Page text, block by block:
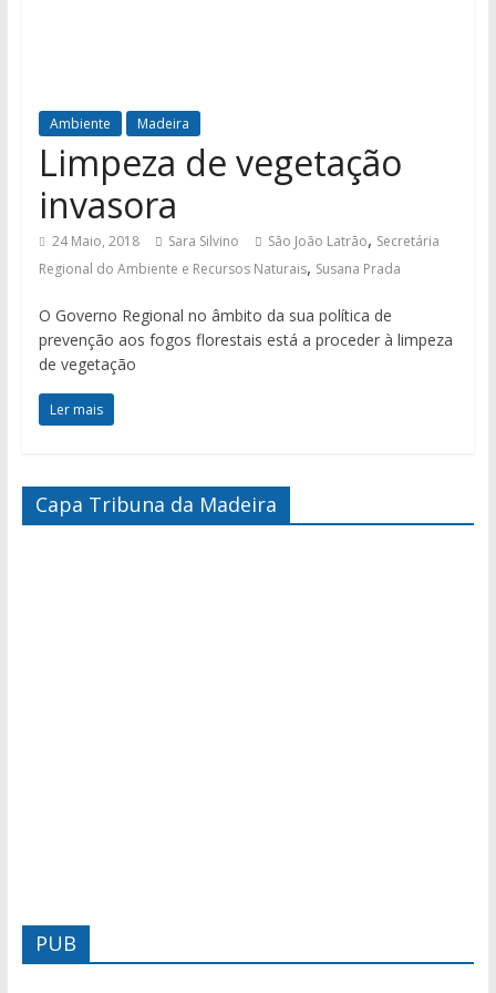
Ambiente Madeira
Limpeza de vegetação
invasora
24 Maio, 2018 Sara Silvino São João Latrão, Secretária
Regional do Ambiente e Recursos Naturais, Susana Prada
O Governo Regional no âmbito da sua política de
prevenção aos fogos florestais está a proceder à limpeza
de vegetação
Ler mais
Capa Tribuna da Madeira
PUB